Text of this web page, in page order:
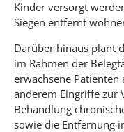
Kinder versorgt
Siegen entfernt
Darüber hinaus plant
im Rahmen der
erwachsene
anderem Eingriffe zur
Behandlung
sowie die Entfernung